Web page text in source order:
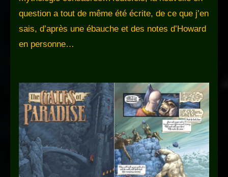
question a tout de même été écrite, de ce que j’en
sais, d’après une ébauche et des notes d’Howard
en personne…